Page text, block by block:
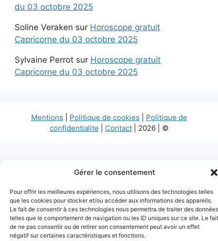
Gérer le consentement
Pour offrir les meilleures expériences, nous utilisons des technologies telles
que les cookies pour stocker et/ou accéder aux informations des appareils.
Le fait de consentir à ces technologies nous permettra de traiter des données
telles que le comportement de navigation ou les ID uniques sur ce site. Le fait
de ne pas consentir ou de retirer son consentement peut avoir un effet
négatif sur certaines caractéristiques et fonctions.
du 03 octobre 2025
Soline Veraken sur Horoscope gratuit
Capricorne du 03 octobre 2025
Sylvaine Perrot sur Horoscope gratuit
Capricorne du 03 octobre 2025
Mentions Politique de cookies
Politique de
confidentialite
Contact| 2026 | ©